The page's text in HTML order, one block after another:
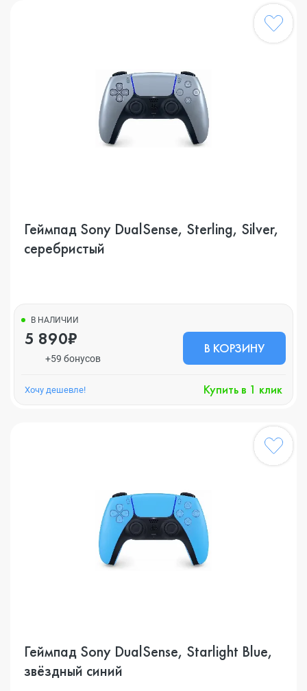
Геймпад Sony DualSense, Sterling, Silver,
серебристый
В НАЛИЧИИ
5 890₽
+59 бонусов
В КОРЗИНУ
Хочу дешевле! Купить в 1 клик
Геймпад Sony DualSense, Starlight Blue,
звёздный синий